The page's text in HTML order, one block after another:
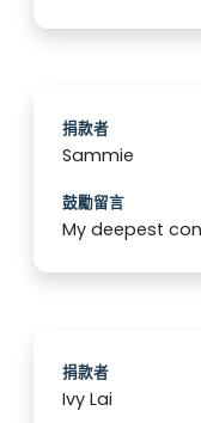
捐款者
Sammie
鼓勵留言
My deepest
捐款者
Ivy Lai